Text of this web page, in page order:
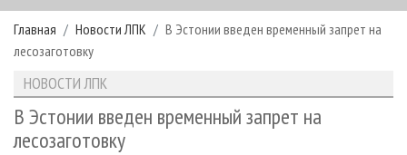
РУБРИКИ И ТЕМЫ
РУБРИКИ ЖУРНАЛА
ЛЕСОЗАГОТОВКА
ЛЕСОПИЛЕНИЕ
НОВОСТИ
НОВОСТИ ЛПК
НОВОСТИ ЖУРНАЛА
ПРОЕКТЫ ЛПИ
АНАЛИТИКА
ПРЕДПРИЯТИЯ ЛПК
АРХИВ
АРХИВ ЖУРНАЛОВ
О ЖУРНАЛЕ
Главная Новости ЛПК
В Эстонии введен временный запрет на
лесозаготовку
НОВОСТИ ЛПК
В Эстонии введен временный запрет на
лесозаготовку